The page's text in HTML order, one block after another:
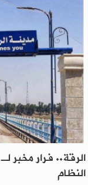
الرقة.. فرار مخبر
النظام